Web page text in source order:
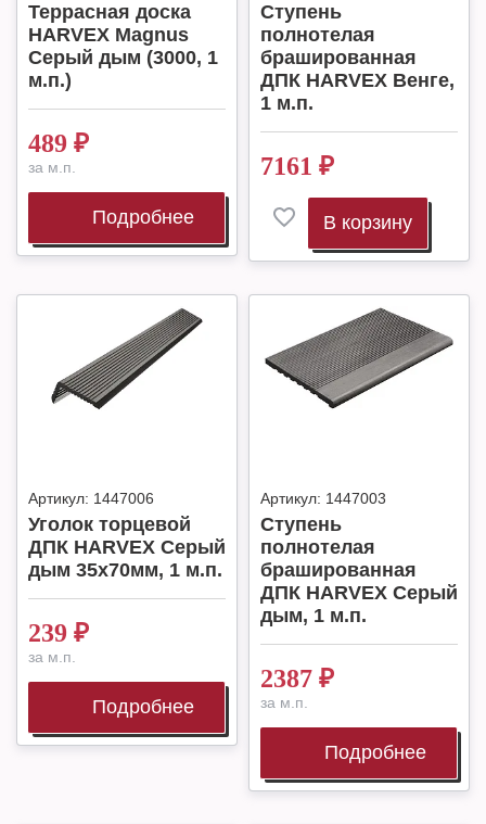
Террасная доска
HARVEX Magnus
Серый дым (3000, 1
м.п.)
489 ₽
за м.п.
Подробнее
Ступень
полнотелая
брашированная
ДПК HARVEX Венге,
1 м.п.
7161 ₽
В корзину
Артикул: 1447006
Уголок торцевой
ДПК HARVEX Серый
дым 35x70мм, 1 м.п.
239 ₽
за м.п.
Подробнее
Артикул: 1447003
Ступень
полнотелая
брашированная
ДПК HARVEX Серый
дым, 1 м.п.
2387 ₽
за м.п.
Подробнее